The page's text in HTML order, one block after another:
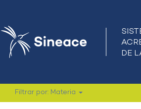
Filtrar por: Materia